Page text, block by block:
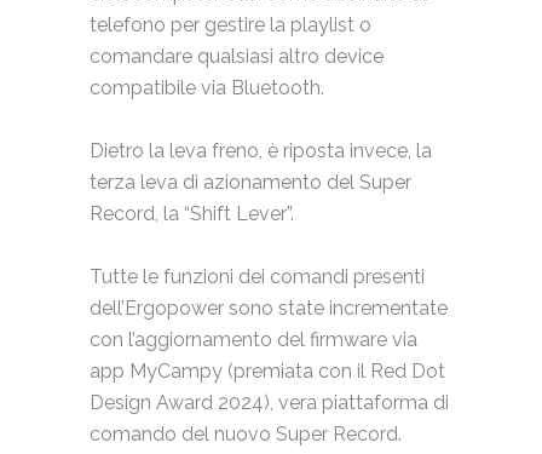
telefono per gestire la playlist o
comandare qualsiasi altro device
compatibile via Bluetooth.
Dietro la leva freno, è riposta invece, la
terza leva di azionamento del Super
Record, la “Shift Lever”.
Tutte le funzioni dei comandi presenti
dell’Ergopower sono state incrementate
con l’aggiornamento del firmware via
app MyCampy (premiata con il Red Dot
Design Award 2024), vera piattaforma di
comando del nuovo Super Record.